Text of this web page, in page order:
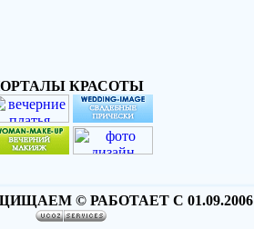
КРАСОТЫ
© РАБОТАЕТ С 01.09.2006